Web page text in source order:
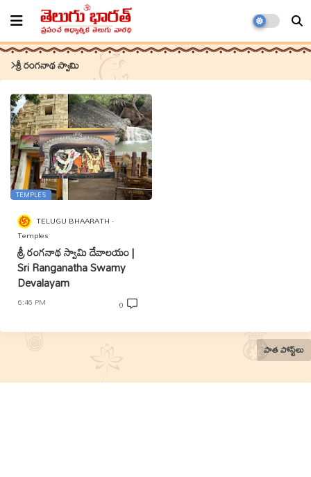
శ్రీ రంగనాథ స్వామి
TEMPLES
TELUGU BHAARATH
Temples
శ్రీ రంగనాథ స్వామి దేవాలయం |
Sri Ranganatha Swamy
Devalayam
6:46 PM 0
పాత పోస్ట్‌లు